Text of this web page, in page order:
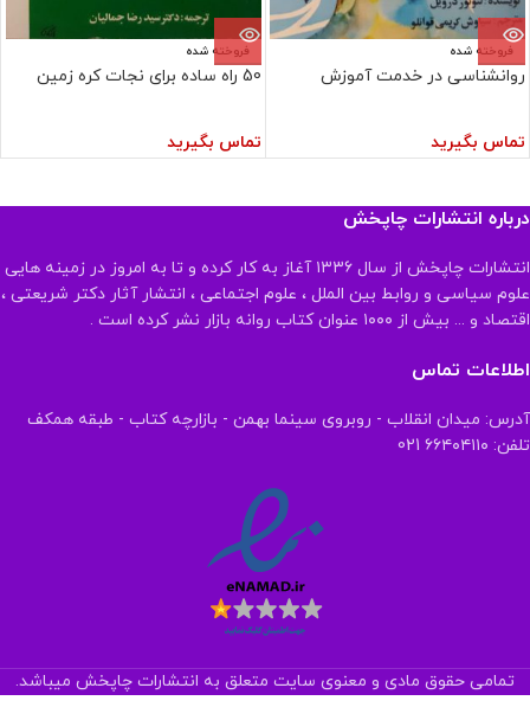
فروخته شده
روانشناسی در خدمت آموزش
تماس بگیرید
فروخته شده
50 راه ساده برای نجات کره زمین
تماس بگیرید
درباره انتشارات چاپخش
انتشارات چاپخش از سال ۱۳۳۶ آغاز به کار کرده و تا به امروز در زمینه هایی
علوم سیاسی و روابط بین الملل ، علوم اجتماعی ، انتشار آثار دکتر شریعتی ،
اقتصاد و ... بیش از ۱۰۰۰ عنوان کتاب روانه بازار نشر کرده است .
اطلاعات تماس
آدرس: میدان انقلاب - روبروی سینما بهمن - بازارچه کتاب - طبقه همکف
تلفن: ۶۶۴۰۴۱۱۰ 021
تمامی حقوق مادی و معنوی سایت متعلق به انتشارات چاپخش میباشد.